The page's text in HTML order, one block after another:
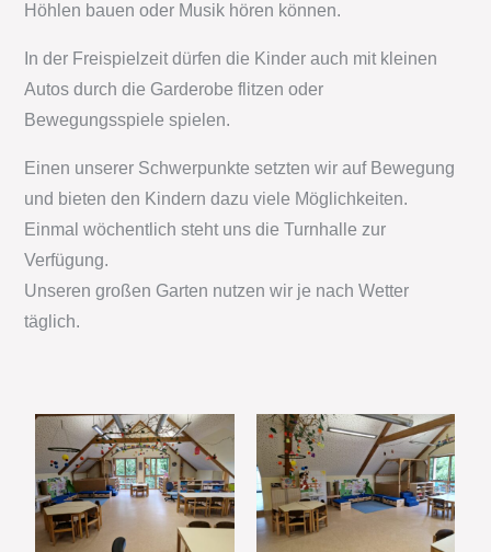
Höhlen bauen oder Musik hören können.
In der Freispielzeit dürfen die Kinder auch mit kleinen
Autos durch die Garderobe flitzen oder
Bewegungsspiele spielen.
Einen unserer Schwerpunkte setzten wir auf Bewegung
und bieten den Kindern dazu viele Möglichkeiten.
Einmal wöchentlich steht uns die Turnhalle zur
Verfügung.
Unseren großen Garten nutzen wir je nach Wetter
täglich.